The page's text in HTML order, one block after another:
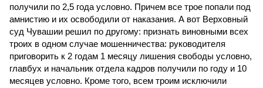
получили по 2,5 года условно. Причем все трое попали под
амнистию и их освободили от наказания. А вот Верховный
суд Чувашии решил по другому: признать виновными всех
троих в одном случае мошенничества: руководителя
приговорить к 2 годам 1 месяцу лишения свободы условно,
главбух и начальник отдела кадров получили по году и 10
месяцев условно. Кроме того, всем троим исключили